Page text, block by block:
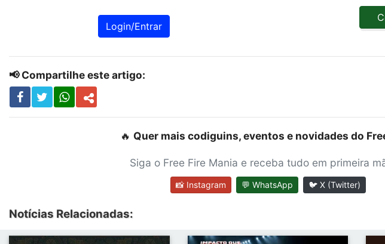
Login/Entrar
📢 Compartilhe este artigo:
🔥 Quer mais codiguins, eventos e novidades do
Siga o Free Fire Mania e receba tudo em primeira
📸 Instagram 💬 WhatsApp 🐦 X (Twitter)
Notícias Relacionadas: